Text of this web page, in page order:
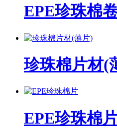
EPE珍珠棉
珍珠棉片材(
EPE珍珠棉